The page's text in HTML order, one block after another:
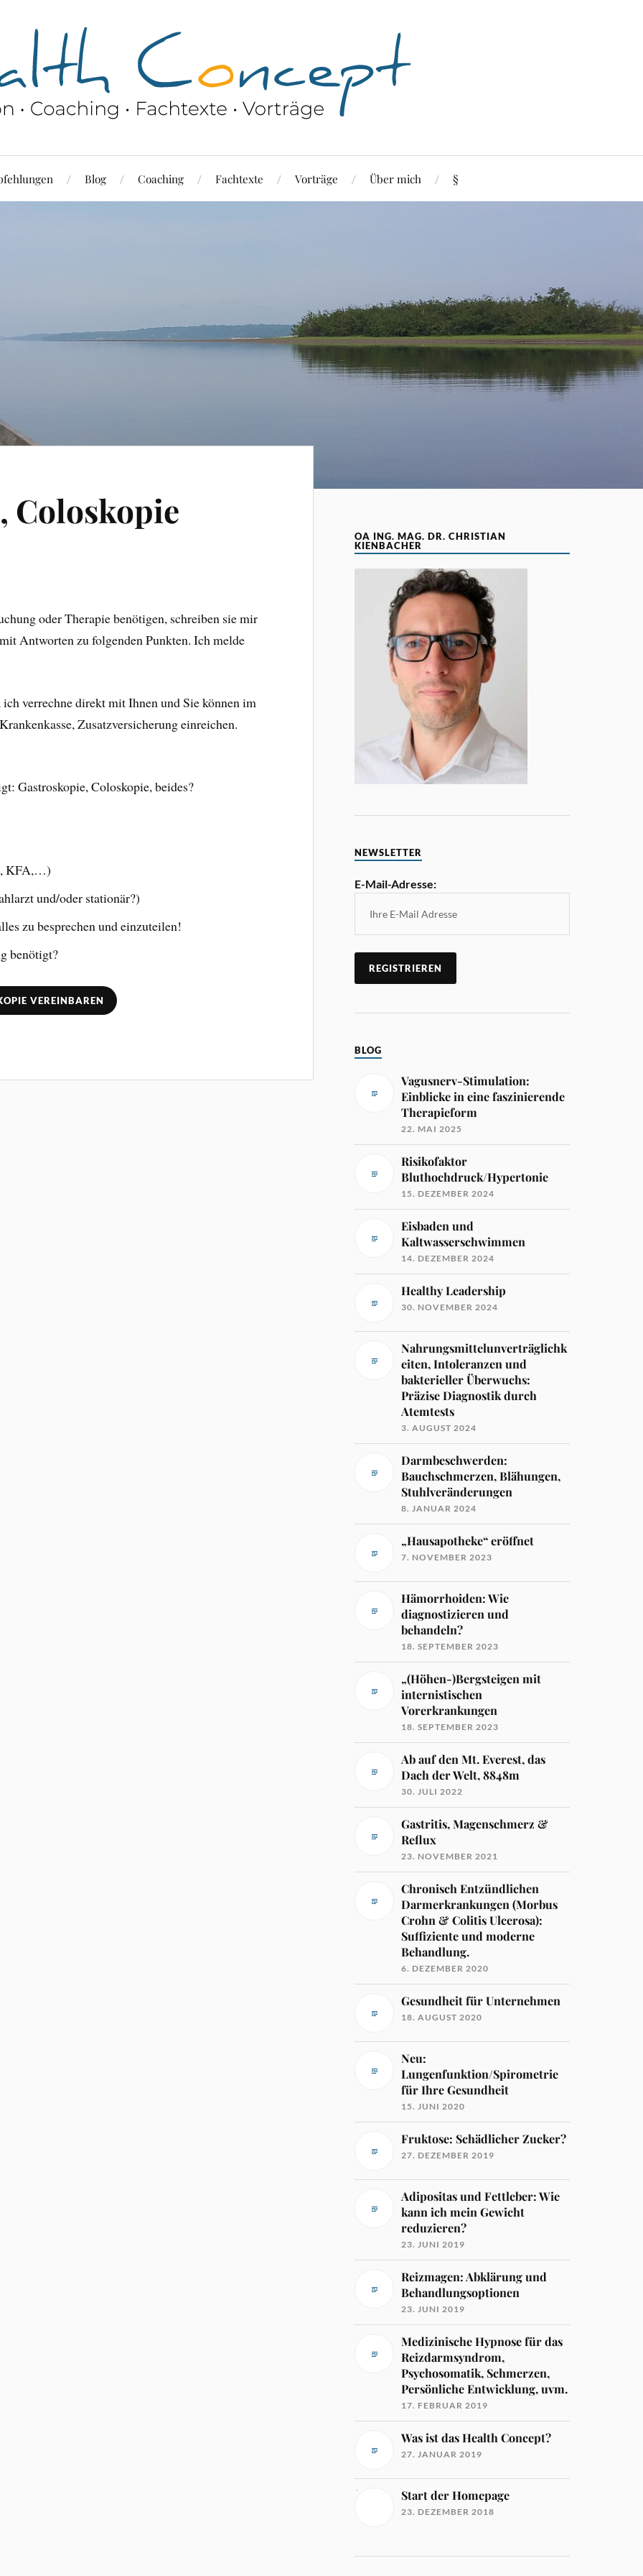
Blog Coaching Fachtexte Vorträge Über mich §
Coloskopie
oder Therapie benötigen, schreiben sie mir
Antworten zu folgenden Punkten. Ich melde
verrechne direkt mit Ihnen und Sie können im
Zusatzversicherung einreichen.
Gastroskopie, Coloskopie, beides?
KFA,…)
und/oder stationär?)
zu besprechen und einzuteilen!
benötigt?
VEREINBAREN
OA ING. MAG. DR. CHRISTIAN
KIENBACHER
NEWSLETTER
E-Mail-Adresse:
BLOG
Vagusnerv-Stimulation:
Einblicke in eine faszinierende
Therapieform
22. MAI 2025
Risikofaktor
Bluthochdruck/Hypertonie
15. DEZEMBER 2024
Eisbaden und
Kaltwasserschwimmen
14. DEZEMBER 2024
Healthy Leadership
30. NOVEMBER 2024
Nahrungsmittelunverträglichk
eiten, Intoleranzen und
bakterieller Überwuchs:
Präzise Diagnostik durch
Atemtests
3. AUGUST 2024
Darmbeschwerden:
Bauchschmerzen, Blähungen,
Stuhlveränderungen
8. JANUAR 2024
„Hausapotheke“ eröffnet
7. NOVEMBER 2023
Hämorrhoiden: Wie
diagnostizieren und
behandeln?
18. SEPTEMBER 2023
„(Höhen-)Bergsteigen mit
internistischen
Vorerkrankungen
18. SEPTEMBER 2023
Ab auf den Mt. Everest, das
Dach der Welt, 8848m
30. JULI 2022
Gastritis, Magenschmerz &
Reflux
23. NOVEMBER 2021
Chronisch Entzündlichen
Darmerkrankungen (Morbus
Crohn & Colitis Ulcerosa):
Suffiziente und moderne
Behandlung.
6. DEZEMBER 2020
Gesundheit für Unternehmen
18. AUGUST 2020
Neu:
Lungenfunktion/Spirometrie
für Ihre Gesundheit
15. JUNI 2020
Fruktose: Schädlicher Zucker?
27. DEZEMBER 2019
Adipositas und Fettleber: Wie
kann ich mein Gewicht
reduzieren?
23. JUNI 2019
Reizmagen: Abklärung und
Behandlungsoptionen
23. JUNI 2019
Medizinische Hypnose für das
Reizdarmsyndrom,
Psychosomatik, Schmerzen,
Persönliche Entwicklung, uvm.
17. FEBRUAR 2019
Was ist das Health Concept?
27. JANUAR 2019
Start der Homepage
23. DEZEMBER 2018